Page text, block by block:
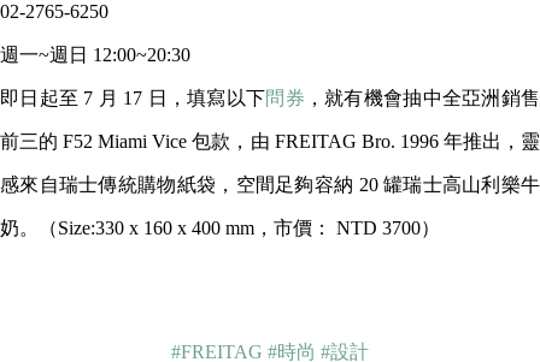
02-2765-6250
週一~週日 12:00~20:30
即日起至 7 月 17 日，填寫以下問券 ，就有機會抽中全亞洲銷售
前三的 F52 Miami Vice 包款，由 FREITAG Bro. 1996 年推出，靈
感來自瑞士傳統購物紙袋，空間足夠容納 20 罐瑞士高山利樂牛
奶。（Size:330 x 160 x 400 mm，市價： NTD 3700）
#FREITAG #時尚 #設計